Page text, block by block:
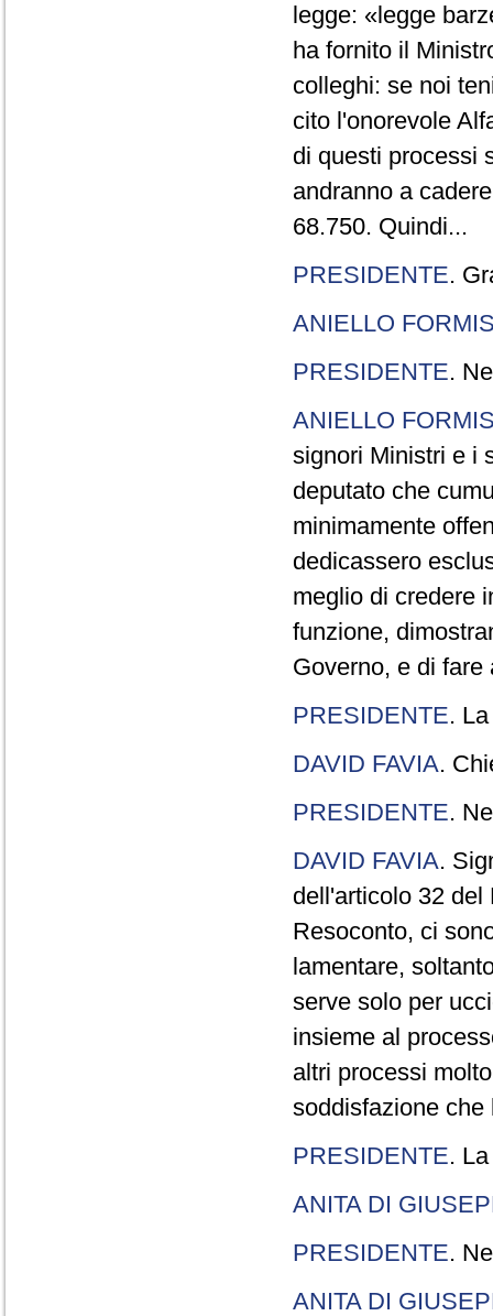
legge: «legge
ha fornito il
colleghi: se noi
cito l'onorevole
di questi processi
andranno a
68.750. Quindi...
PRESIDENTE.
ANIELLO
PRESIDENTE.
ANIELLO
signori Ministri e i
deputato che
minimamente
dedicassero
meglio di credere
funzione,
Governo, e di
PRESIDENTE.
DAVID FAVIA.
PRESIDENTE.
DAVID FAVIA.
dell'articolo 32 del
Resoconto, ci
lamentare,
serve solo per
insieme al
altri processi
soddisfazione che
PRESIDENTE.
ANITA DI
PRESIDENTE.
ANITA DI